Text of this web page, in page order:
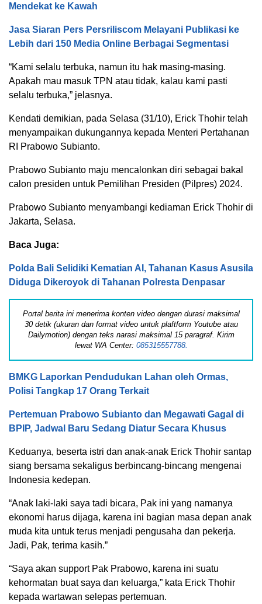
Mendekat ke Kawah
Jasa Siaran Pers Persriliscom Melayani Publikasi ke
Lebih dari 150 Media Online Berbagai Segmentasi
“Kami selalu terbuka, namun itu hak masing-masing.
Apakah mau masuk TPN atau tidak, kalau kami pasti
selalu terbuka,” jelasnya.
Kendati demikian, pada Selasa (31/10), Erick Thohir telah
menyampaikan dukungannya kepada Menteri Pertahanan
RI Prabowo Subianto.
Prabowo Subianto maju mencalonkan diri sebagai bakal
calon presiden untuk Pemilihan Presiden (Pilpres) 2024.
Prabowo Subianto menyambangi kediaman Erick Thohir di
Jakarta, Selasa.
Baca Juga:
Polda Bali Selidiki Kematian AI, Tahanan Kasus Asusila
Diduga Dikeroyok di Tahanan Polresta Denpasar
Portal berita ini menerima konten video dengan durasi maksimal
30 detik (ukuran dan format video untuk plaftform Youtube atau
Dailymotion) dengan teks narasi maksimal 15 paragraf. Kirim
lewat WA Center: 085315557788.
BMKG Laporkan Pendudukan Lahan oleh Ormas,
Polisi Tangkap 17 Orang Terkait
Pertemuan Prabowo Subianto dan Megawati Gagal di
BPIP, Jadwal Baru Sedang Diatur Secara Khusus
Keduanya, beserta istri dan anak-anak Erick Thohir santap
siang bersama sekaligus berbincang-bincang mengenai
Indonesia kedepan.
“Anak laki-laki saya tadi bicara, Pak ini yang namanya
ekonomi harus dijaga, karena ini bagian masa depan anak
muda kita untuk terus menjadi pengusaha dan pekerja.
Jadi, Pak, terima kasih.”
“Saya akan support Pak Prabowo, karena ini suatu
kehormatan buat saya dan keluarga,” kata Erick Thohir
kepada wartawan selepas pertemuan.